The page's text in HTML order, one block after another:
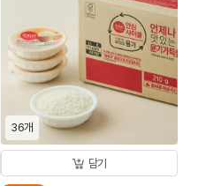
36개
담기